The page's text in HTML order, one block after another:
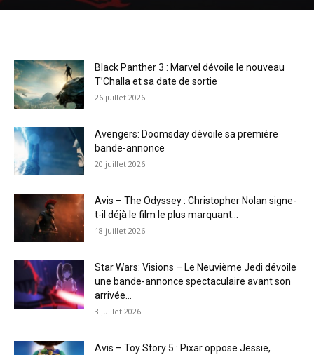
Black Panther 3 : Marvel dévoile le nouveau
T’Challa et sa date de sortie
26 juillet 2026
Avengers: Doomsday dévoile sa première
bande-annonce
20 juillet 2026
Avis – The Odyssey : Christopher Nolan signe-
t-il déjà le film le plus marquant...
18 juillet 2026
Star Wars: Visions – Le Neuvième Jedi dévoile
une bande-annonce spectaculaire avant son
arrivée...
3 juillet 2026
Avis – Toy Story 5 : Pixar oppose Jessie,